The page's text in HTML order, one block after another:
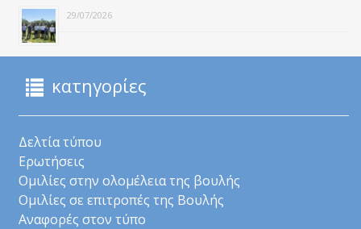
29/07/2026
κατηγορίες
Δελτία τύπου
Ερωτήσεις
Ομιλίες στην ολομέλεια της βουλής
Ομιλίες σε επιτροπές της Βουλής
Αναφορές στον τύπο